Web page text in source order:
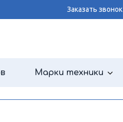
Заказать звонок
Марки техники